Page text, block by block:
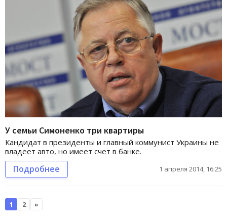
У семьи Симоненко три квартиры
Кандидат в президенты и главный коммунист Украины не
владеет авто, но имеет счет в банке.
Подробнее 1 апреля 2014, 16:25
1 2 »